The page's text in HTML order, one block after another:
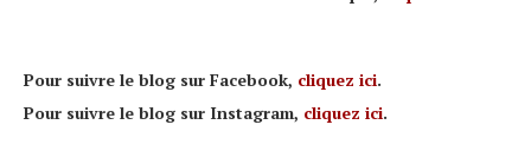
Pour suivre le blog sur Facebook, cliquez ici.
Pour suivre le blog sur Instagram, cliquez ici.